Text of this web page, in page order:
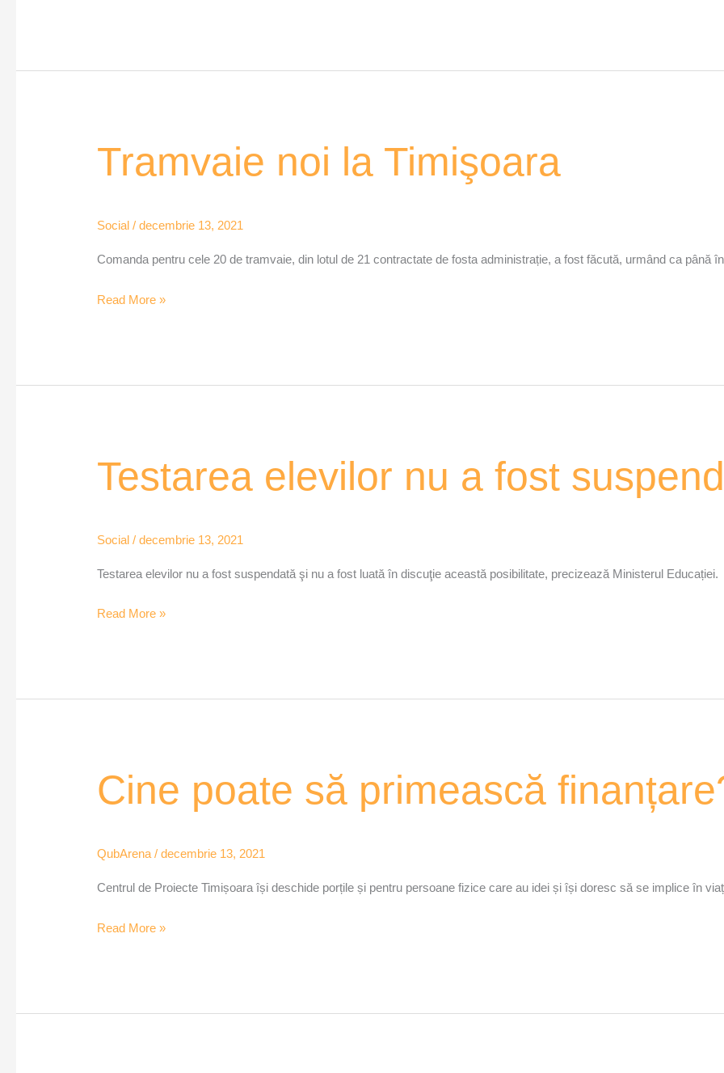
Tramvaie noi la Timişoara
Social /decembrie 13, 2021
Comanda pentru cele 20 de tramvaie, din lotul de 21 contractate de fosta administrație, a fost făcută, urmând ca până
Tramvaie
Read More »
Testarea elevilor nu a fost
Social /decembrie 13, 2021
Testarea elevilor nu a fost suspendată şi nu a fost luată în discuţie această posibilitate, precizează Ministerul Educației.
Testarea
elevilor
fost
suspendată
Read More »
Cine poate să primească
QubArena/decembrie 13, 2021
Centrul de Proiecte Timișoara își deschide porțile și pentru persoane fizice care au idei și își doresc să se implice în
Cine
poate
finanțare?
–
Read More »